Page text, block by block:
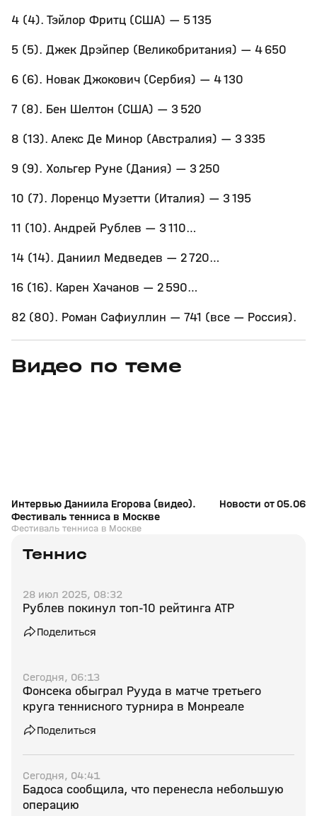
4 (4). Тэйлор Фритц (США) — 5 135
5 (5). Джек Дрэйпер (Великобритания) — 4 650
6 (6). Новак Джокович (Сербия) — 4 130
7 (8). Бен Шелтон (США) — 3 520
8 (13). Алекс Де Минор (Австралия) — 3 335
9 (9). Хольгер Руне (Дания) — 3 250
10 (7). Лоренцо Музетти (Италия) — 3 195
11 (10). Андрей Рублев — 3 110…
14 (14). Даниил Медведев — 2 720…
16 (16). Карен Хачанов — 2 590…
82 (80). Роман Сафиуллин — 741 (все — Россия).
Видео по теме
11 июл, 16:17
Интервью Даниила Егорова (видео).
Фестиваль тенниса в Москве
Фестиваль тенниса в Москве
Новости от
Теннис
28 июл 2025, 08:32
Рублев покинул топ‑10 рейтинга ATP
Поделиться
Сегодня, 06:13
Фонсека обыграл Рууда в матче третьего
круга теннисного турнира в Монреале
Поделиться
Сегодня, 04:41
Бадоса сообщила, что перенесла небольшую
операцию